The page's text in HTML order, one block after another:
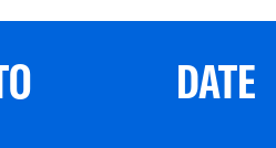
DATE